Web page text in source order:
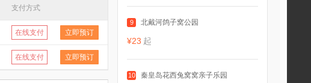
支付方式
在线支付 立即预订
在线支付 立即预订
9 北戴河鸽子窝公园
¥23 起
10 秦皇岛花西兔窝窝亲子乐园